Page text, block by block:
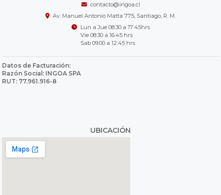
contacto@ingoa.cl
Av. Manuel Antonio Matta 775, Santiago, R. M.
Lun a Jue 08:30 a 17:45hrs
Vie 08:30 a 16:45 hrs
Sab 09:00 a 12:45 hrs
Datos de Facturación:
Razón Social: INGOA SPA
RUT: 77.961.916-8
UBICACIÓN